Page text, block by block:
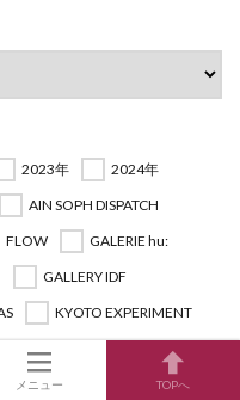
2023年
2024年
AIN SOPH DISPATCH
FLOW
GALERIE hu:
GALLERY IDF
KYOTO EXPERIMENT
メニュー TOPへ